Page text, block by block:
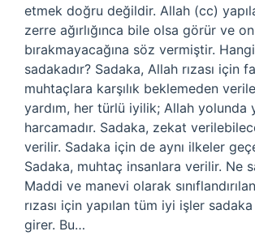
etmek doğru değildir. Allah (cc)
zerre ağırlığınca bile olsa görür ve
bırakmayacağına söz vermiştir.
sadakadır? Sadaka, Allah rızası için
muhtaçlara karşılık beklemeden
yardım, her türlü iyilik; Allah yolunda
harcamadır. Sadaka, zekat
verilir. Sadaka için de aynı ilkeler
Sadaka, muhtaç insanlara verilir. Ne
Maddi ve manevi olarak
rızası için yapılan tüm iyi işler sadaka
girer. Bu…